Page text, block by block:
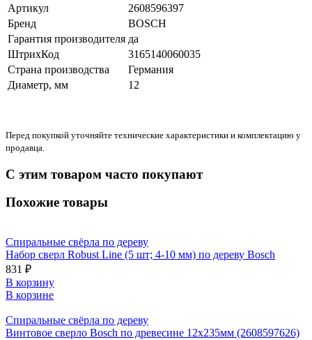
Артикул
2608596397
Бренд
BOSCH
Гарантия производителя да
ШтрихКод
3165140060035
Страна производства
Германия
Диаметр, мм
12
Перед покупкой уточняйте технические характеристики и комплектацию у
продавца.
С этим товаром часто покупают
Похожие товары
Спиральные свёрла по дереву
Набор сверл Robust Line (5 шт; 4-10 мм) по дереву Bosch
831 ₽
В корзину
В корзине
Спиральные свёрла по дереву
Винтовое сверло Bosch по древесине 12х235мм (2608597626)